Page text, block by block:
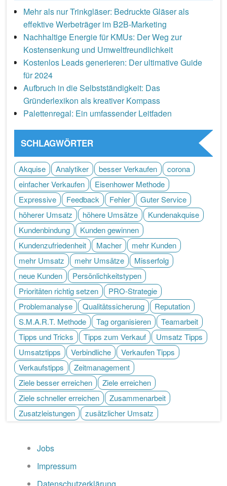
Mehr als nur Trinkgläser: Bedruckte Gläser als
effektive Werbeträger im B2B-Marketing
Nachhaltige Energie für KMUs: Der Weg zur
Kostensenkung und Umweltfreundlichkeit
Kostenlos Leads generieren: Der ultimative Guide
für 2024
Aufbruch in die Selbstständigkeit: Das
Gründerlexikon als kreativer Kompass
Palettenregal: Ein umfassender Leitfaden
SCHLAGWÖRTER
Akquise Analytiker besser Verkaufen
corona
einfacher Verkaufen
Eisenhower Methode
Expressive
Feedback Fehler
Guter Service
höherer Umsatz
höhere Umsätze
Kundenakquise
Kundenbindung
Kunden gewinnen
Kundenzufriedenheit
Macher
mehr Kunden
mehr Umsatz
mehr Umsätze
Misserfolg
neue Kunden
Persönlichkeitstypen
Prioritäten richtig setzen
PRO-Strategie
Problemanalyse
Qualitätssicherung
Reputation
S.M.A.R.T. Methode
Tag organisieren
Teamarbeit
Tipps und Tricks
Tipps zum Verkauf
Umsatz Tipps
Umsatztipps
Verbindliche
Verkaufen Tipps
Verkaufstipps
Zeitmanagement
Ziele besser erreichen
Ziele erreichen
Ziele schneller erreichen
Zusammenarbeit
Zusatzleistungen
zusätzlicher Umsatz
Jobs
Impressum